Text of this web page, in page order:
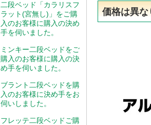
二段ベッド「カラリスフ
ラット(宮無し)」をご購
入のお客様に購入の決め
手を伺いました。
ミンキー二段ベッドをご
購入のお客様に購入の決
め手を伺いました。
ブラント二段ベッドを購
入のお客様に決め手をお
伺いしました。
フレッテ二段ベッドご購
価格は異